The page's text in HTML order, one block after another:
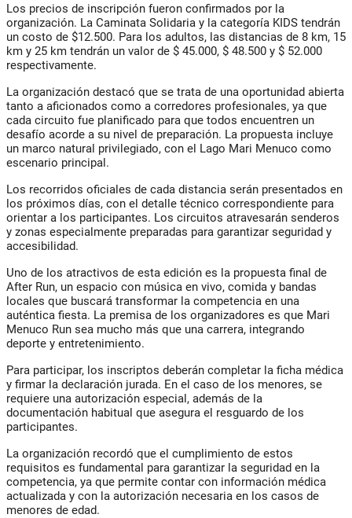
Los precios de inscripción fueron confirmados por la
organización. La Caminata Solidaria y la categoría KIDS tendrán
un costo de $12.500. Para los adultos, las distancias de 8 km, 15
km y 25 km tendrán un valor de $ 45.000, $ 48.500 y $ 52.000
respectivamente.
La organización destacó que se trata de una oportunidad abierta
tanto a aficionados como a corredores profesionales, ya que
cada circuito fue planificado para que todos encuentren un
desafío acorde a su nivel de preparación. La propuesta incluye
un marco natural privilegiado, con el Lago Mari Menuco como
escenario principal.
Los recorridos oficiales de cada distancia serán presentados en
los próximos días, con el detalle técnico correspondiente para
orientar a los participantes. Los circuitos atravesarán senderos
y zonas especialmente preparadas para garantizar seguridad y
accesibilidad.
Uno de los atractivos de esta edición es la propuesta final de
After Run, un espacio con música en vivo, comida y bandas
locales que buscará transformar la competencia en una
auténtica fiesta. La premisa de los organizadores es que Mari
Menuco Run sea mucho más que una carrera, integrando
deporte y entretenimiento.
Para participar, los inscriptos deberán completar la ficha médica
y firmar la declaración jurada. En el caso de los menores, se
requiere una autorización especial, además de la
documentación habitual que asegura el resguardo de los
participantes.
La organización recordó que el cumplimiento de estos
requisitos es fundamental para garantizar la seguridad en la
competencia, ya que permite contar con información médica
actualizada y con la autorización necesaria en los casos de
menores de edad.